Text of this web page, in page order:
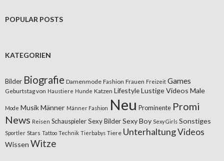
POPULAR POSTS
KATEGORIEN
Bilder Biografie Damenmode Fashion Frauen Freizeit Games
Geburtstag von Haustiere Hunde Katzen LifestyleLustige Videos Male
Mode MusikMänner Männer Fashion Neu Prominente Promi
News Reisen Schauspieler Sexy BilderSexy Boy Sexy Girls Sonstiges
Sportler Stars Tattoo Technik Tierbabys Tiere UnterhaltungVideos
Wissen Witze